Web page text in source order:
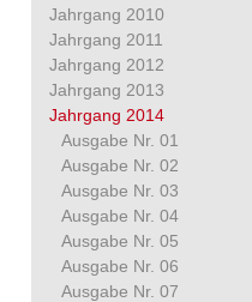
Jahrgang 2010
Jahrgang 2011
Jahrgang 2012
Jahrgang 2013
Jahrgang 2014
Ausgabe Nr. 01
Ausgabe Nr. 02
Ausgabe Nr. 03
Ausgabe Nr. 04
Ausgabe Nr. 05
Ausgabe Nr. 06
Ausgabe Nr. 07